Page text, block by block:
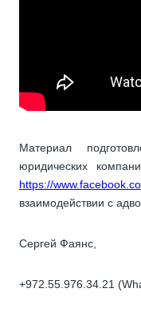
Материал
юридических
https://
взаимодействии с
Сергей Фаянс,
+972.55.976.34.21